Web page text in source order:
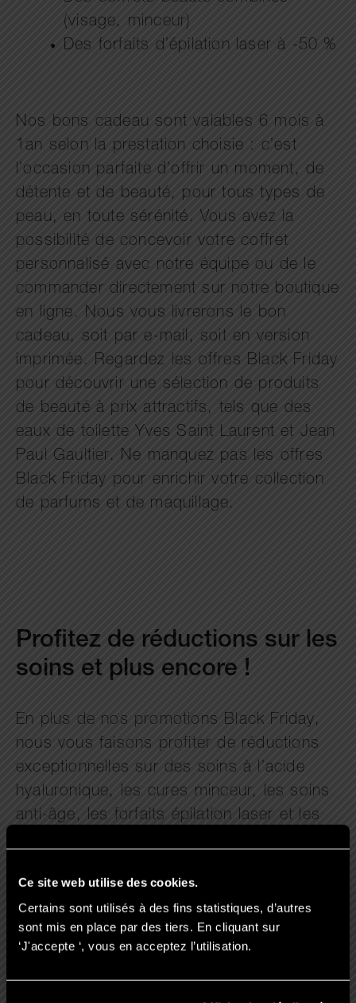
Ce site web utilise des cookies.
Certains sont utilisés à des fins statistiques, d’autres
sont mis en place par des tiers. En cliquant sur
‘J'accepte ‘, vous en acceptez l’utilisation.
(visage, minceur)
Des forfaits d’épilation laser à -50 %
Nos bons cadeau sont valables 6 mois à
1an selon la prestation choisie : c’est
l’occasion parfaite d’offrir un moment, de
détente et de beauté, pour tous types de
peau, en toute sérénité. Vous avez la
possibilité de concevoir votre coffret
personnalisé avec notre équipe ou de le
commander directement sur notre boutique
en ligne. Nous vous livrerons le bon
cadeau, soit par e-mail, soit en version
imprimée. Regardez les offres Black Friday
pour découvrir une sélection de produits
de beauté à prix attractifs, tels que des
eaux de toilette Yves Saint Laurent et Jean
Paul Gaultier. Ne manquez pas les offres
Black Friday pour enrichir votre collection
de parfums et de maquillage.
Profitez de réductions sur les
soins et plus encore !
En plus de nos promotions Black Friday,
nous vous faisons profiter de réductions
exceptionnelles sur des soins à l’acide
hyaluronique, les cures minceur, les soins
anti-âge, les forfaits épilation laser et les
qualité de nos soins (voir nos avis), leur
efficacité, et notre encadrement
professionnel.
Et parce que l’on sait que vous aimez
comparer, on vous recommande aussi ces